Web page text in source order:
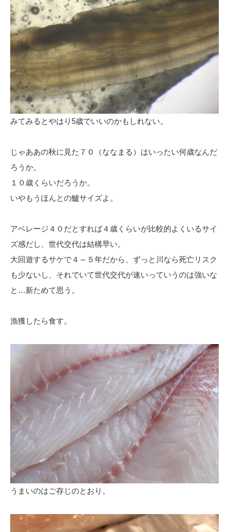
みてみるとやはり5歳でいいのかもしれない。
じゃああの秋に見た７０（ななまる）はいったい何歳なんだ
ろうか。
１０歳くらいだろうか。
いやもうほんとの鱸サイズよ。
アベレージ４０だとすれば４歳くらいが比較的よくいるサイ
ズ感だし、世代交代は結構早い。
大回遊するサケで４～５年だから、ずっと川なら死亡リスク
も少ないし、それでいて世代交代が速いっていうのは強いな
と…新ためて思う。
漁獲したら食す。
うまいのはご存じのとおり。